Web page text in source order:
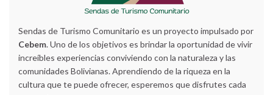
Sendas de Turismo Comunitario es un proyecto impulsado por
Cebem. Uno de los objetivos es brindar la oportunidad de vivir
increíbles experiencias conviviendo con la naturaleza y las
comunidades Bolivianas. Aprendiendo de la riqueza en la
cultura que te puede ofrecer, esperemos que disfrutes cada